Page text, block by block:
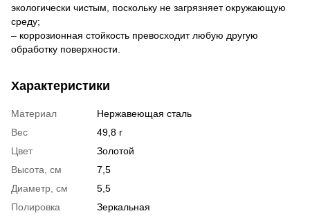
экологически чистым, поскольку не загрязняет окружающую
среду;
– коррозионная стойкость превосходит любую другую
обработку поверхности.
Характеристики
Материал
Нержавеющая сталь
Вес
49,8 г
Цвет
Золотой
Высота, см
7,5
Диаметр, см
5,5
Полировка
Зеркальная